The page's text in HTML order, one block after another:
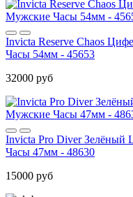
Invicta Reserve Chaos
Часы 54мм - 45653
32000 руб
Invicta Pro Diver Зелёный
Часы 47мм - 48630
15000 руб